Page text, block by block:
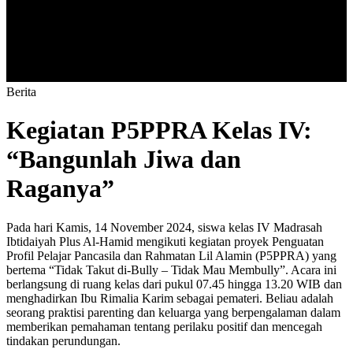
Berita
Kegiatan P5PPRA Kelas IV:
“Bangunlah Jiwa dan
Raganya”
Pada hari Kamis, 14 November 2024, siswa kelas IV Madrasah
Ibtidaiyah Plus Al-Hamid mengikuti kegiatan proyek Penguatan
Profil Pelajar Pancasila dan Rahmatan Lil Alamin (P5PPRA) yang
bertema “Tidak Takut di-Bully – Tidak Mau Membully”. Acara ini
berlangsung di ruang kelas dari pukul 07.45 hingga 13.20 WIB dan
menghadirkan Ibu Rimalia Karim sebagai pemateri. Beliau adalah
seorang praktisi parenting dan keluarga yang berpengalaman dalam
memberikan pemahaman tentang perilaku positif dan mencegah
tindakan perundungan.